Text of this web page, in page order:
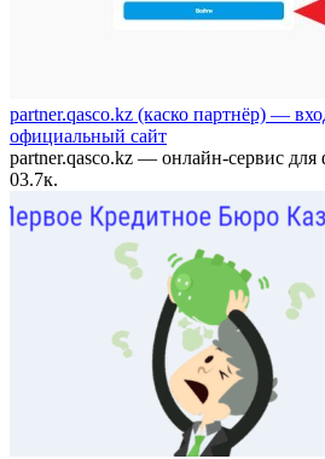
partner.qasco.kz (каско партнёр) —
официальный сайт
partner.qasco.kz — онлайн-сервис для
03.7к.